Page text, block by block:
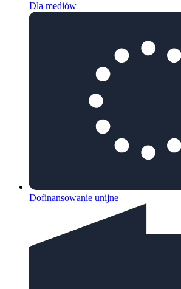
Dla mediów
Dofinansowanie unijne